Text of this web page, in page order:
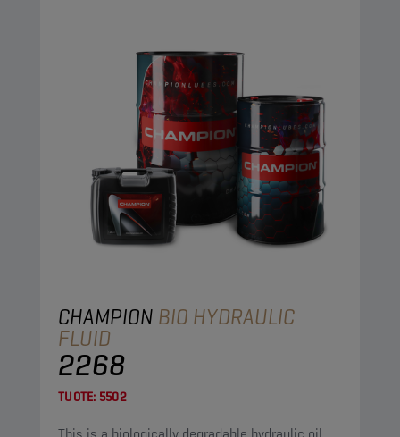
CHAMPION BIO HYDRAULIC
FLUID
2268
TUOTE: 5502